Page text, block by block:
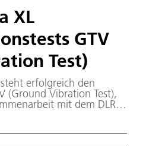
XL
GTV
Test)
erfolgreich den
(Ground Vibration Test),
mit dem DLR